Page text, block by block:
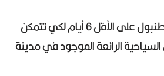
يكفي لزيارة مدينة اسطنبول على الأقل 6 أيام لكي تتمكن
الرائعة الموجود في مدينة